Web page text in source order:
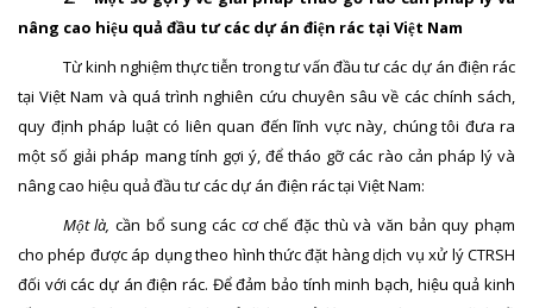
nâng cao hiệu quả đầu tư các dự án điện rác tại Việt Nam
Từ kinh nghiệm thực tiễn trong tư vấn đầu tư các dự án điện rác
tại Việt Nam và quá trình nghiên cứu chuyên sâu về các chính sách,
quy định pháp luật có liên quan đến lĩnh vực này, chúng tôi đưa ra
một số giải pháp mang tính gợi ý, để tháo gỡ các rào cản pháp lý và
nâng cao hiệu quả đầu tư các dự án điện rác tại Việt Nam:
Một là, cần bổ sung các cơ chế đặc thù và văn bản quy phạm
cho phép được áp dụng theo hình thức đặt hàng dịch vụ xử lý CTRSH
đối với các dự án điện rác. Để đảm bảo tính minh bạch, hiệu quả kinh